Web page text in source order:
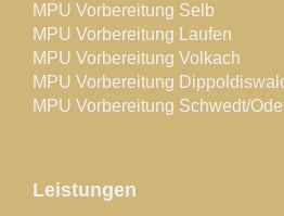
MPU Vorbereitung Selb
MPU Vorbereitung Laufen
MPU Vorbereitung Volkach
MPU Vorbereitung
MPU Vorbereitung Schwedt/
Leistungen